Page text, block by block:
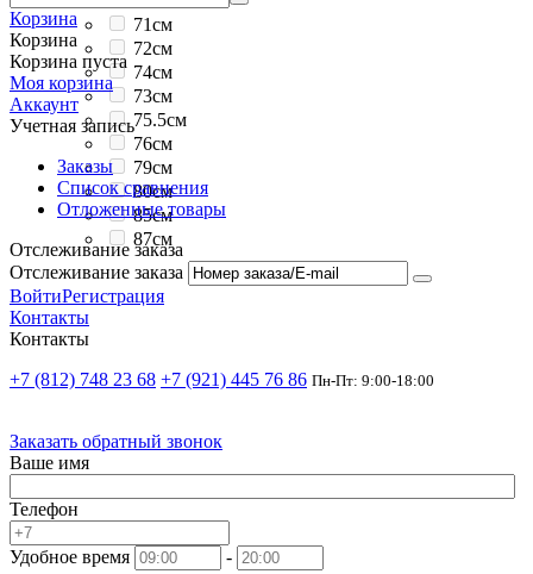
71см
72см
74см
73см
75.5см
76см
79см
80см
85см
87см
Корзина
Корзина
Корзина пуста
Моя корзина
Аккаунт
Учетная запись
Заказы
Список сравнения
Отложенные товары
Отслеживание заказа
Отслеживание заказа
ВойтиРегистрация
Контакты
Контакты
+7 (812) 748 23 68 +7 (921) 445 76 86 Пн-Пт: 9:00-18:00
Заказать обратный звонок
Ваше имя
Телефон
Удобное время
-